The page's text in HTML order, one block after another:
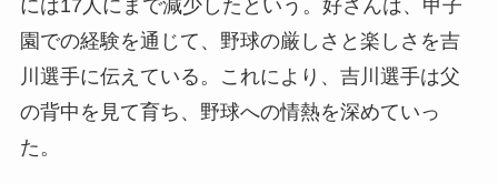
には17人にまで減少したという。好さんは、甲子
園での経験を通じて、野球の厳しさと楽しさを吉
川選手に伝えている。これにより、吉川選手は父
の背中を見て育ち、野球への情熱を深めていっ
た。